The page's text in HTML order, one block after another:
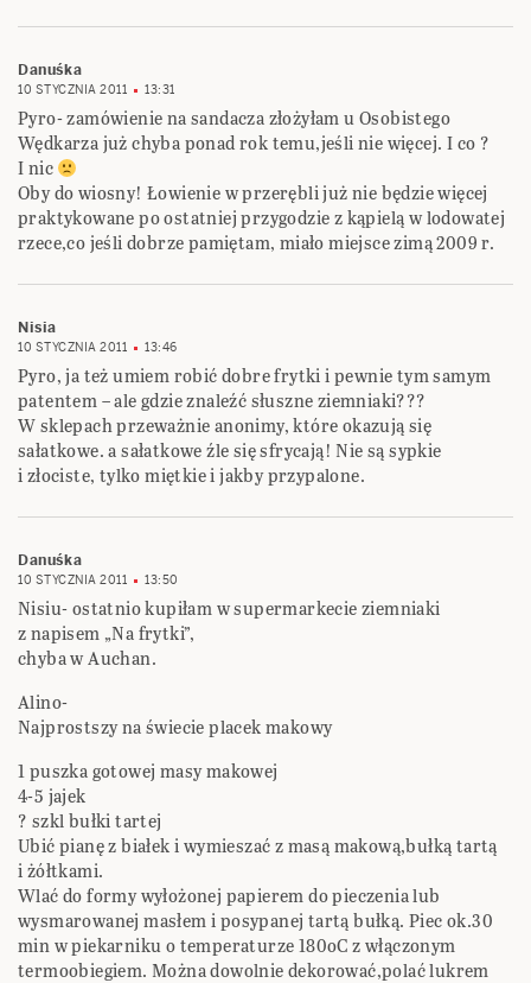
Danuśka
10 STYCZNIA 2011 13:31
Pyro- zamówienie na sandacza złożyłam u Osobistego
Wędkarza już chyba ponad rok temu,jeśli nie więcej. I co ?
I nic
Oby do wiosny! Łowienie w przerębli już nie będzie więcej
praktykowane po ostatniej przygodzie z kąpielą w lodowatej
rzece,co jeśli dobrze pamiętam, miało miejsce zimą 2009 r.
Nisia
10 STYCZNIA 2011 13:46
Pyro, ja też umiem robić dobre frytki i pewnie tym samym
patentem – ale gdzie znaleźć słuszne ziemniaki???
W sklepach przeważnie anonimy, które okazują się
sałatkowe. a sałatkowe źle się sfrycają! Nie są sypkie
i złociste, tylko miętkie i jakby przypalone.
Danuśka
10 STYCZNIA 2011 13:50
Nisiu- ostatnio kupiłam w supermarkecie ziemniaki
z napisem „Na frytki”,
chyba w Auchan.
Alino-
Najprostszy na świecie placek makowy
1 puszka gotowej masy makowej
4-5 jajek
? szkl bułki tartej
Ubić pianę z białek i wymieszać z masą makową,bułką tartą
i żółtkami.
Wlać do formy wyłożonej papierem do pieczenia lub
wysmarowanej masłem i posypanej tartą bułką. Piec ok.30
min w piekarniku o temperaturze 180oC z włączonym
termoobiegiem. Można dowolnie dekorować,polać lukrem